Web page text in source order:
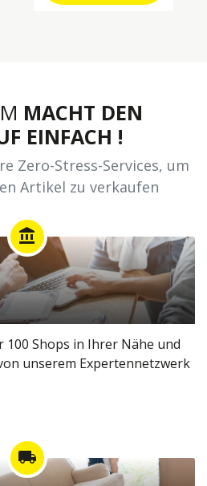
MACHT DEN
EINFACH !
Zero-Stress-Services, um
Artikel zu verkaufen
account_balance
100 Shops in Ihrer Nähe und
unserem Expertennetzwerk
local_shipping